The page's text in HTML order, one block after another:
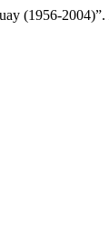
(1956-2004)”.